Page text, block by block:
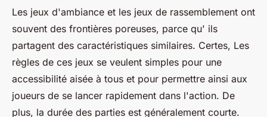
Les jeux d'ambiance et les jeux de rassemblement ont
souvent des frontières poreuses, parce qu' ils
partagent des caractéristiques similaires. Certes, Les
règles de ces jeux se veulent simples pour une
accessibilité aisée à tous et pour permettre ainsi aux
joueurs de se lancer rapidement dans l'action. De
plus, la durée des parties est généralement courte.